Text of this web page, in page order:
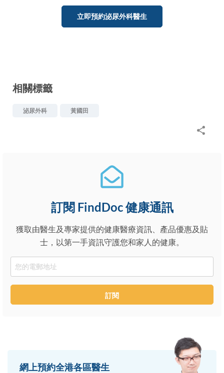
立即預約泌尿外科醫生
相關標籤
泌尿外科 黃國田
訂閱 FindDoc 健康通訊
獲取由醫生及專家提供的健康醫療資訊、產品優惠及貼
士，以第一手資訊守護您和家人的健康。
Email
訂閱
網上預約全港各區醫生